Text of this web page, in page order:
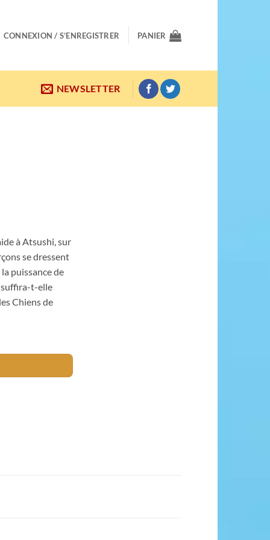
CONNEXION / S’ENREGISTRER PANIER
NEWSLETTER
à Atsushi, sur
se dressent
puissance de
suffira-t-elle
Chiens de